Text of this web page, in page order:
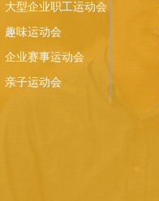
大型企业职工运动会
趣味运动会
企业赛事运动会
亲子运动会